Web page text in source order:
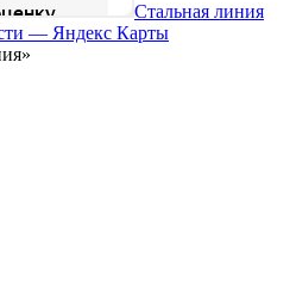
Стальная линия
— Яндекс Карты